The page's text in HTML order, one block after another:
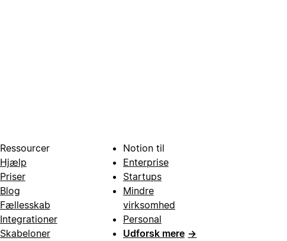
Ressourcer
Hjælp
Priser
Blog
Fællesskab
Integrationer
Skabeloner
Notion til
Enterprise
Startups
Mindre
virksomhed
Personal
Udforsk mere →